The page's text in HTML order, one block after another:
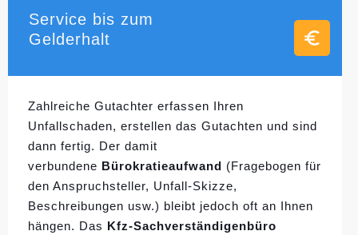
Service bis zum
Gelderhalt
Zahlreiche Gutachter erfassen Ihren
Unfallschaden, erstellen das Gutachten und sind
dann fertig. Der damit
verbundene Bürokratieaufwand (Fragebogen für
den Anspruchsteller, Unfall-Skizze,
Beschreibungen usw.) bleibt jedoch oft an Ihnen
hängen. Das Kfz-Sachverständigenbüro